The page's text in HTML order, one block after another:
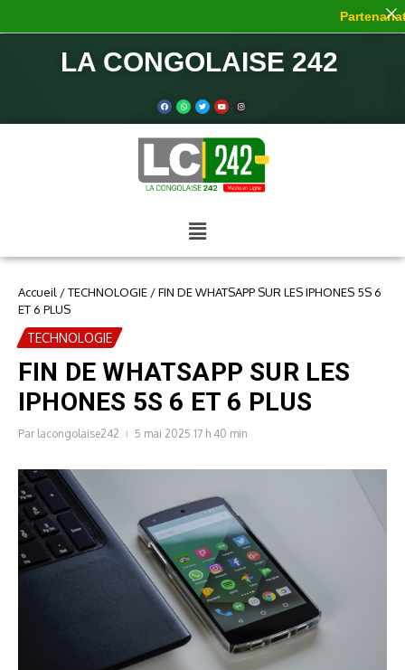
LA CONGOLAISE 242
Accueil /TECHNOLOGIE /FIN DE WHATSAPP SUR LES IPHONES 5S 6
ET 6 PLUS
TECHNOLOGIE
FIN DE WHATSAPP SUR LES
IPHONES 5S 6 ET 6 PLUS
Par lacongolaise242 5 mai 2025 17 h 40 min
Partenariat